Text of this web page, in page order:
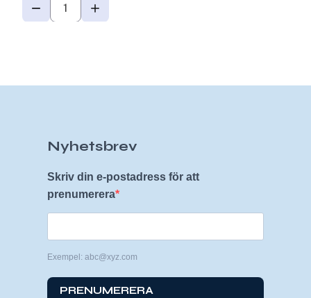
Nyhetsbrev
Skriv din e-postadress för att
prenumerera
Exempel: abc@xyz.com
PRENUMERERA